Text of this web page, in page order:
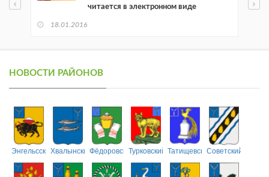
читается в электронном виде
18.01.2016
НОВОСТИ РАЙОНОВ
ЭнгельсскийХвалынскийФёдоровскийТурковский ТатищевскийСоветский